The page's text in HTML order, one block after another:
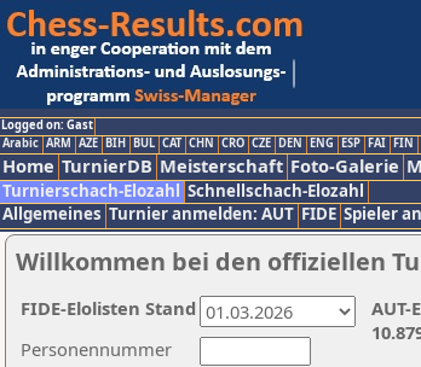
Logged on: Gast
Arabic ARM AZE BIH BUL CAT CHN CRO CZE DEN ENG ESP FAI FIN
Home TurnierDB Meisterschaft Foto-Galerie
Turnierschach-Elozahl Schnellschach-Elozahl
Allgemeines Turnier anmelden: AUT FIDE Spieler
Willkommen bei den offiziellen
Personennummer
AUT-
FIDE-Elolisten Stand